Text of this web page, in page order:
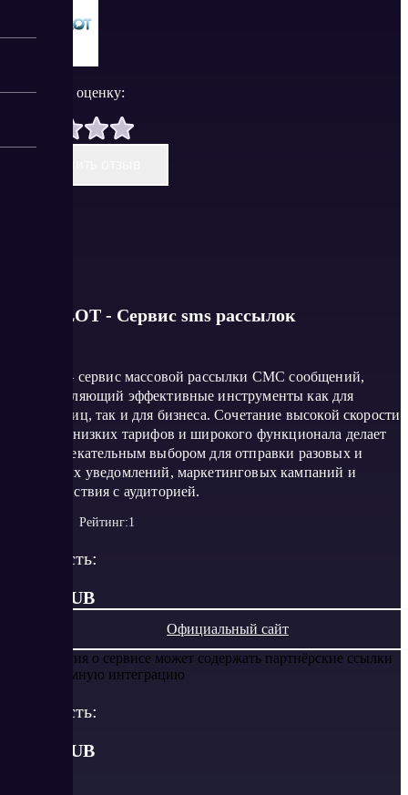
Поставить оценку:
SMSPILOT - Cервис sms рассылок
SMSpilot – сервис массовой рассылки СМС сообщений,
предоставляющий эффективные инструменты как для
частных лиц, так и для бизнеса. Сочетание высокой скорости
доставки, низких тарифов и широкого функционала делает
его привлекательным выбором для отправки разовых и
регулярных уведомлений, маркетинговых кампаний и
взаимодействия с аудиторией.
Рейтинг:1
Стоимость:
от 3.9 RUB
Официальный сайт
Информация о сервисе может содержать партнёрские ссылки
или рекламную интеграцию
Стоимость:
RUB